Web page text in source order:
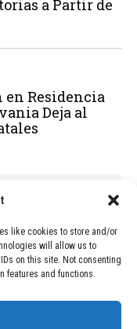
like cookies to store and/or
will allow us to
on this site. Not consenting
features and functions.
a Partir de
en Residencia
Deja al